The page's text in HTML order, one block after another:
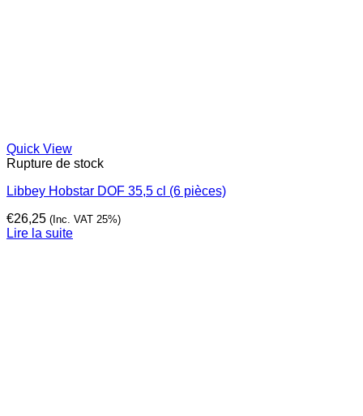
Quick View
Rupture de stock
Libbey Hobstar DOF 35,5 cl (6 pièces)
€26,25 (Inc. VAT 25%)
Lire la suite